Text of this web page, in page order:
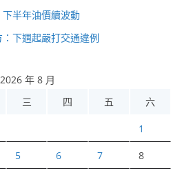
下半年油價續波動
下週起嚴打交通違例
2026 年 8 月
三 四 五 六
1
5 6 7 8